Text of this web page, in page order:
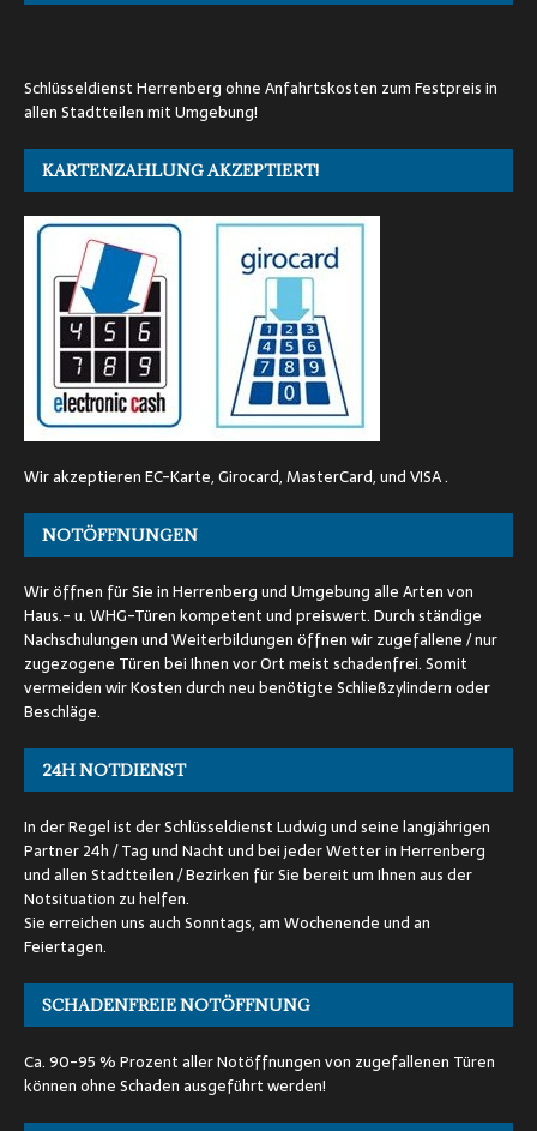
Schlüsseldienst Herrenberg ohne Anfahrtskosten zum Festpreis in
allen Stadtteilen mit Umgebung!
KARTENZAHLUNG AKZEPTIERT!
Wir akzeptieren EC-Karte, Girocard, MasterCard, und VISA .
NOTÖFFNUNGEN
Wir öffnen für Sie in Herrenberg und Umgebung alle Arten von
Haus.- u. WHG-Türen kompetent und preiswert. Durch ständige
Nachschulungen und Weiterbildungen öffnen wir zugefallene / nur
zugezogene Türen bei Ihnen vor Ort meist schadenfrei. Somit
vermeiden wir Kosten durch neu benötigte Schließzylindern oder
Beschläge.
24H NOTDIENST
In der Regel ist der Schlüsseldienst Ludwig und seine langjährigen
Partner 24h / Tag und Nacht und bei jeder Wetter in Herrenberg
und allen Stadtteilen / Bezirken für Sie bereit um Ihnen aus der
Notsituation zu helfen.
Sie erreichen uns auch Sonntags, am Wochenende und an
Feiertagen.
SCHADENFREIE NOTÖFFNUNG
Ca. 90-95 % Prozent aller Notöffnungen von zugefallenen Türen
können ohne Schaden ausgeführt werden!